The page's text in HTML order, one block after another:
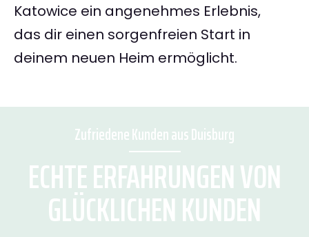
Katowice ein angenehmes Erlebnis,
das dir einen sorgenfreien Start in
deinem neuen Heim ermöglicht.
Zufriedene Kunden aus Duisburg
ECHTE ERFAHRUNGEN VON
GLÜCKLICHEN KUNDEN